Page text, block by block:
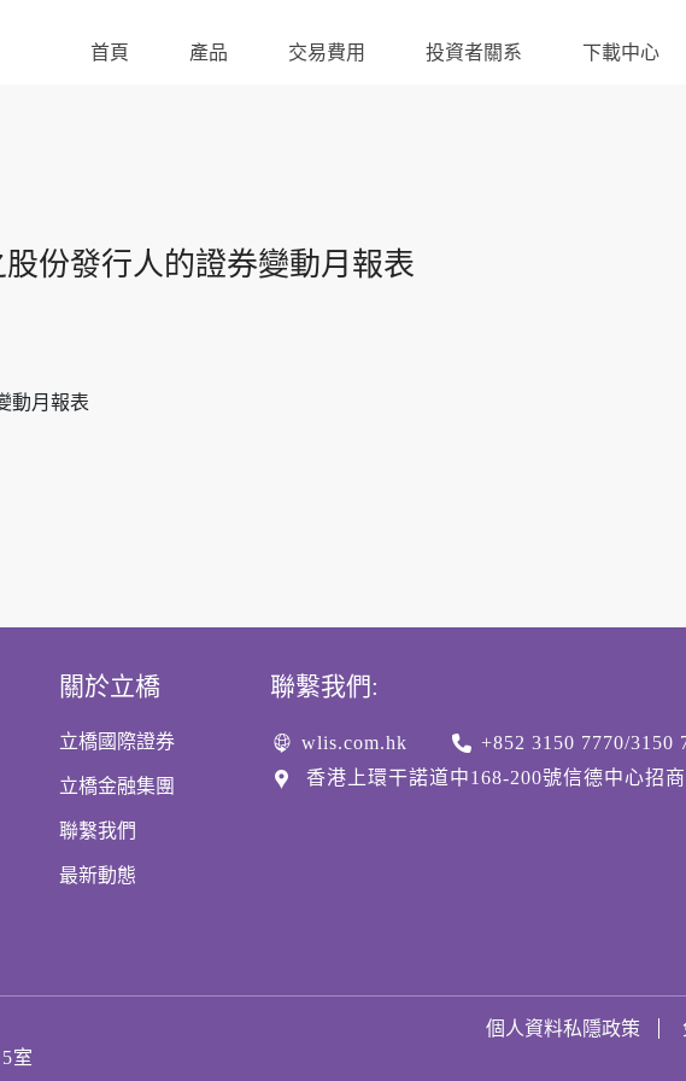
首頁 產品 交易費用 投資者關系 下載中心
份發行人的證券變動月報表
動月報表
關於立橋
立橋國際證券
立橋金融集團
聯繫我們
最新動態
聯繫我們:
wlis.com.hk +852 3150 7770/3150
香港上環干諾道中168-200號信德中心招
室
個人資料私隱政策